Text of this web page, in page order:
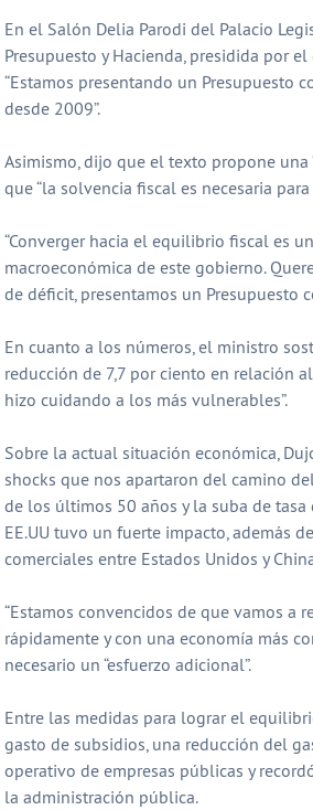
En el Salón Delia Parodi del Palacio
Presupuesto y Hacienda, presidida por
“Estamos presentando un Presupuesto
desde 2009”.
Asimismo, dijo que el texto propone una
que “la solvencia fiscal es necesaria
“Converger hacia el equilibrio fiscal es
macroeconómica de este gobierno.
de déficit, presentamos un Presupuesto
En cuanto a los números, el ministro
reducción de 7,7 por ciento en relación
hizo cuidando a los más vulnerables”.
Sobre la actual situación económica,
shocks que nos apartaron del camino
de los últimos 50 años y la suba de
EE.UU tuvo un fuerte impacto, además
comerciales entre Estados Unidos y
“Estamos convencidos de que vamos a
rápidamente y con una economía más
necesario un “esfuerzo adicional”.
Entre las medidas para lograr el
gasto de subsidios, una reducción del
operativo de empresas públicas y
la administración pública.